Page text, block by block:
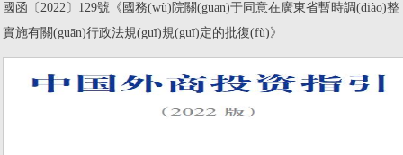
國函〔2022〕129號《國務(wù)院關(guān)于同意在廣東省暫時調(diào)整
實施有關(guān)行政法規(guī)規(guī)定的批復(fù)》